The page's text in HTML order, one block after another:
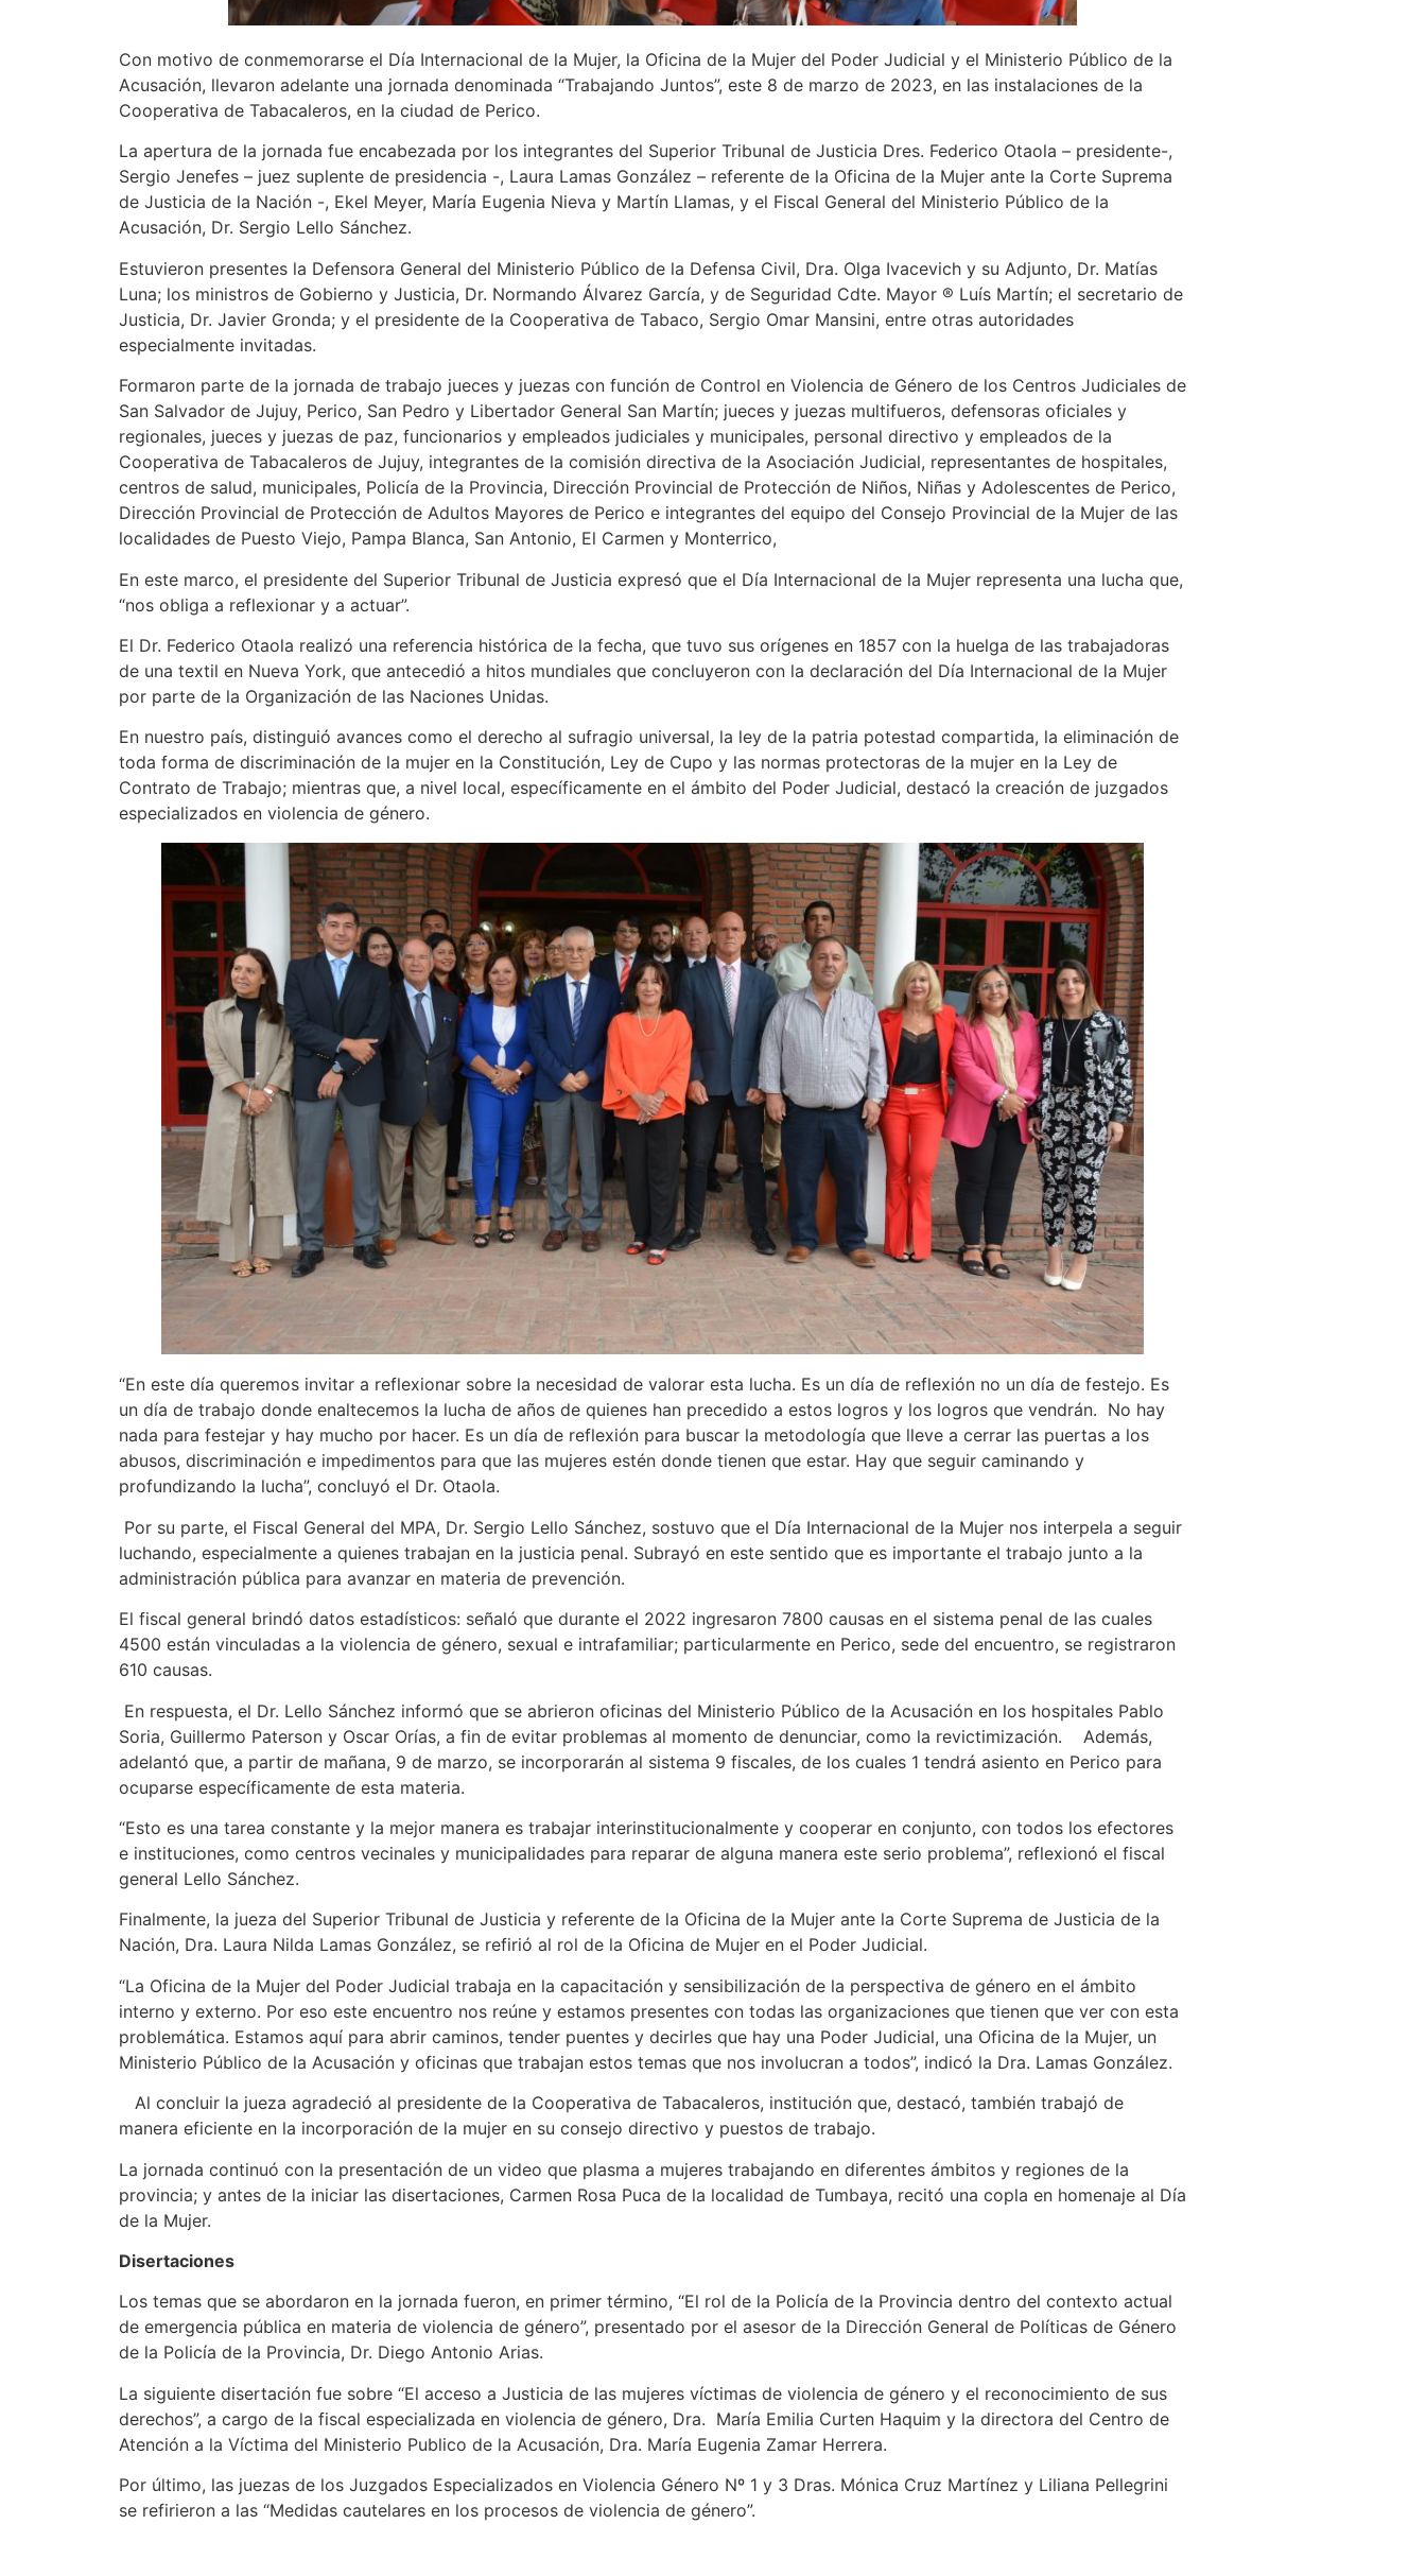
Con motivo de conmemorarse el Día Internacional de la Mujer, la Oficina de la Mujer del Poder Judicial y el Ministerio Público de la
Acusación, llevaron adelante una jornada denominada “Trabajando Juntos”, este 8 de marzo de 2023, en las instalaciones de la
Cooperativa de Tabacaleros, en la ciudad de Perico.
La apertura de la jornada fue encabezada por los integrantes del Superior Tribunal de Justicia Dres. Federico Otaola – presidente-,
Sergio Jenefes – juez suplente de presidencia -, Laura Lamas González – referente de la Oficina de la Mujer ante la Corte Suprema
de Justicia de la Nación -, Ekel Meyer, María Eugenia Nieva y Martín Llamas, y el Fiscal General del Ministerio Público de la
Acusación, Dr. Sergio Lello Sánchez.
Estuvieron presentes la Defensora General del Ministerio Público de la Defensa Civil, Dra. Olga Ivacevich y su Adjunto, Dr. Matías
Luna; los ministros de Gobierno y Justicia, Dr. Normando Álvarez García, y de Seguridad Cdte. Mayor ® Luís Martín; el secretario de
Justicia, Dr. Javier Gronda; y el presidente de la Cooperativa de Tabaco, Sergio Omar Mansini, entre otras autoridades
especialmente invitadas.
Formaron parte de la jornada de trabajo jueces y juezas con función de Control en Violencia de Género de los Centros Judiciales de
San Salvador de Jujuy, Perico, San Pedro y Libertador General San Martín; jueces y juezas multifueros, defensoras oficiales y
regionales, jueces y juezas de paz, funcionarios y empleados judiciales y municipales, personal directivo y empleados de la
Cooperativa de Tabacaleros de Jujuy, integrantes de la comisión directiva de la Asociación Judicial, representantes de hospitales,
centros de salud, municipales, Policía de la Provincia, Dirección Provincial de Protección de Niños, Niñas y Adolescentes de Perico,
Dirección Provincial de Protección de Adultos Mayores de Perico e integrantes del equipo del Consejo Provincial de la Mujer de las
localidades de Puesto Viejo, Pampa Blanca, San Antonio, El Carmen y Monterrico,
En este marco, el presidente del Superior Tribunal de Justicia expresó que el Día Internacional de la Mujer representa una lucha que,
“nos obliga a reflexionar y a actuar”.
El Dr. Federico Otaola realizó una referencia histórica de la fecha, que tuvo sus orígenes en 1857 con la huelga de las trabajadoras
de una textil en Nueva York, que antecedió a hitos mundiales que concluyeron con la declaración del Día Internacional de la Mujer
por parte de la Organización de las Naciones Unidas.
En nuestro país, distinguió avances como el derecho al sufragio universal, la ley de la patria potestad compartida, la eliminación de
toda forma de discriminación de la mujer en la Constitución, Ley de Cupo y las normas protectoras de la mujer en la Ley de
Contrato de Trabajo; mientras que, a nivel local, específicamente en el ámbito del Poder Judicial, destacó la creación de juzgados
especializados en violencia de género.
“En este día queremos invitar a reflexionar sobre la necesidad de valorar esta lucha. Es un día de reflexión no un día de festejo. Es
un día de trabajo donde enaltecemos la lucha de años de quienes han precedido a estos logros y los logros que vendrán. No hay
nada para festejar y hay mucho por hacer. Es un día de reflexión para buscar la metodología que lleve a cerrar las puertas a los
abusos, discriminación e impedimentos para que las mujeres estén donde tienen que estar. Hay que seguir caminando y
profundizando la lucha”, concluyó el Dr. Otaola.
Por su parte, el Fiscal General del MPA, Dr. Sergio Lello Sánchez, sostuvo que el Día Internacional de la Mujer nos interpela a seguir
luchando, especialmente a quienes trabajan en la justicia penal. Subrayó en este sentido que es importante el trabajo junto a la
administración pública para avanzar en materia de prevención.
El fiscal general brindó datos estadísticos: señaló que durante el 2022 ingresaron 7800 causas en el sistema penal de las cuales
4500 están vinculadas a la violencia de género, sexual e intrafamiliar; particularmente en Perico, sede del encuentro, se registraron
610 causas.
En respuesta, el Dr. Lello Sánchez informó que se abrieron oficinas del Ministerio Público de la Acusación en los hospitales Pablo
Soria, Guillermo Paterson y Oscar Orías, a fin de evitar problemas al momento de denunciar, como la revictimización. Además,
adelantó que, a partir de mañana, 9 de marzo, se incorporarán al sistema 9 fiscales, de los cuales 1 tendrá asiento en Perico para
ocuparse específicamente de esta materia.
“Esto es una tarea constante y la mejor manera es trabajar interinstitucionalmente y cooperar en conjunto, con todos los efectores
e instituciones, como centros vecinales y municipalidades para reparar de alguna manera este serio problema”, reflexionó el fiscal
general Lello Sánchez.
Finalmente, la jueza del Superior Tribunal de Justicia y referente de la Oficina de la Mujer ante la Corte Suprema de Justicia de la
Nación, Dra. Laura Nilda Lamas González, se refirió al rol de la Oficina de Mujer en el Poder Judicial.
“La Oficina de la Mujer del Poder Judicial trabaja en la capacitación y sensibilización de la perspectiva de género en el ámbito
interno y externo. Por eso este encuentro nos reúne y estamos presentes con todas las organizaciones que tienen que ver con esta
problemática. Estamos aquí para abrir caminos, tender puentes y decirles que hay una Poder Judicial, una Oficina de la Mujer, un
Ministerio Público de la Acusación y oficinas que trabajan estos temas que nos involucran a todos”, indicó la Dra. Lamas González.
Al concluir la jueza agradeció al presidente de la Cooperativa de Tabacaleros, institución que, destacó, también trabajó de
manera eficiente en la incorporación de la mujer en su consejo directivo y puestos de trabajo.
La jornada continuó con la presentación de un video que plasma a mujeres trabajando en diferentes ámbitos y regiones de la
provincia; y antes de la iniciar las disertaciones, Carmen Rosa Puca de la localidad de Tumbaya, recitó una copla en homenaje al Día
de la Mujer.
Disertaciones
Los temas que se abordaron en la jornada fueron, en primer término, “El rol de la Policía de la Provincia dentro del contexto actual
de emergencia pública en materia de violencia de género”, presentado por el asesor de la Dirección General de Políticas de Género
de la Policía de la Provincia, Dr. Diego Antonio Arias.
La siguiente disertación fue sobre “El acceso a Justicia de las mujeres víctimas de violencia de género y el reconocimiento de sus
derechos”, a cargo de la fiscal especializada en violencia de género, Dra. María Emilia Curten Haquim y la directora del Centro de
Atención a la Víctima del Ministerio Publico de la Acusación, Dra. María Eugenia Zamar Herrera.
Por último, las juezas de los Juzgados Especializados en Violencia Género Nº 1 y 3 Dras. Mónica Cruz Martínez y Liliana Pellegrini
se refirieron a las “Medidas cautelares en los procesos de violencia de género”.